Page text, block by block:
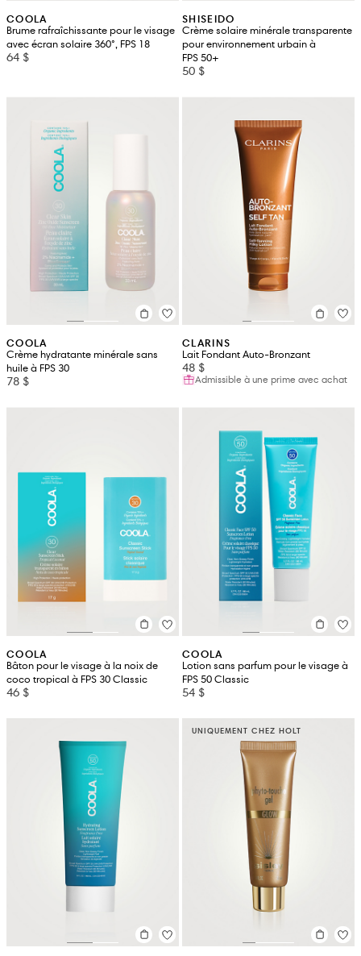
COOLA
Brume rafraîchissante pour le visage
avec écran solaire 360°, FPS 18
64 $
SHISEIDO
Crème solaire minérale transparente
pour environnement urbain à
FPS 50+
50 $
COOLA
Crème hydratante minérale sans
huile à FPS 30
78 $
CLARINS
Lait Fondant Auto-Bronzant
48 $
Admissible à une prime avec achat
COOLA
Bâton pour le visage à la noix de
coco tropical à FPS 30 Classic
46 $
COOLA
Lotion sans parfum pour le visage à
FPS 50 Classic
54 $
UNIQUEMENT CHEZ HOLT